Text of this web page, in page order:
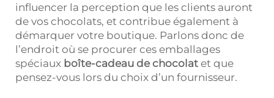
influencer la perception que les clients auront
de vos chocolats, et contribue également à
démarquer votre boutique. Parlons donc de
l’endroit où se procurer ces emballages
spéciaux boîte-cadeau de chocolat et que
pensez-vous lors du choix d’un fournisseur.